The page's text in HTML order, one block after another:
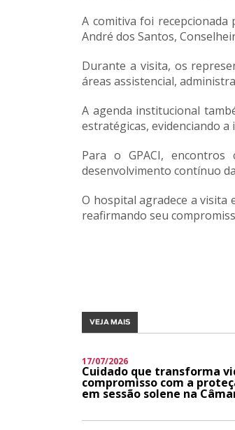
A comitiva foi recepcionada
André dos Santos,
Durante a visita, os
áreas assistencial,
A agenda institucional
estratégicas, evidenciando
Para o GPACI,
desenvolvimento contínuo
O hospital agradece a visita
reafirmando seu
VEJA MAIS
17/07/2026
Cuidado que transforma
compromisso com a
em sessão solene na